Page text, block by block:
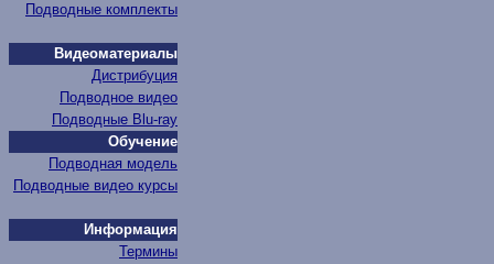
Подводные комплекты
Видеоматериалы
Дистрибуция
Подводное видео
Подводные Blu-ray
Обучение
Подводная модель
Подводные видео курсы
Информация
Термины